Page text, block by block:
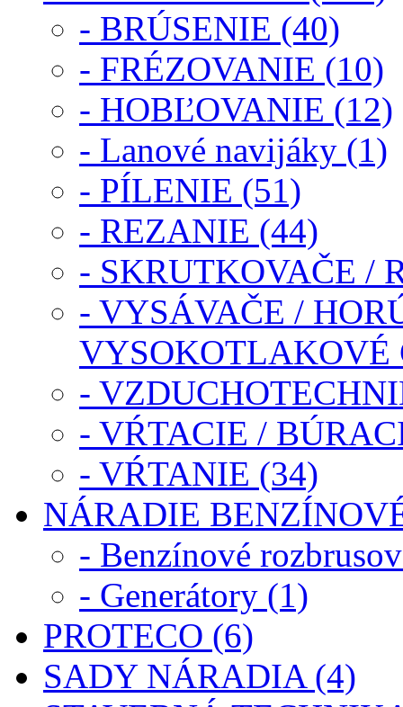
- BRÚSENIE (40)
- FRÉZOVANIE (10)
- HOBĽOVANIE (12)
- Lanové navijáky (1)
- PÍLENIE (51)
- REZANIE (44)
- SKRUTKOVAČE /
- VYSÁVAČE /
VYSOKOTLAKOVÉ
-
- VŔTACIE /
- VŔTANIE (34)
NÁRADIE
- Benzínové
- Generátory (1)
PROTECO (6)
SADY NÁRADIA (4)